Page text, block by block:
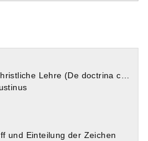
Lehre (De doctrina christiana)
und Einteilung der Zeichen